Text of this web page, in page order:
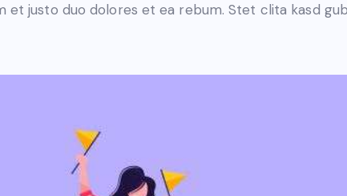
et justo duo dolores et ea rebum. Stet clita kasd